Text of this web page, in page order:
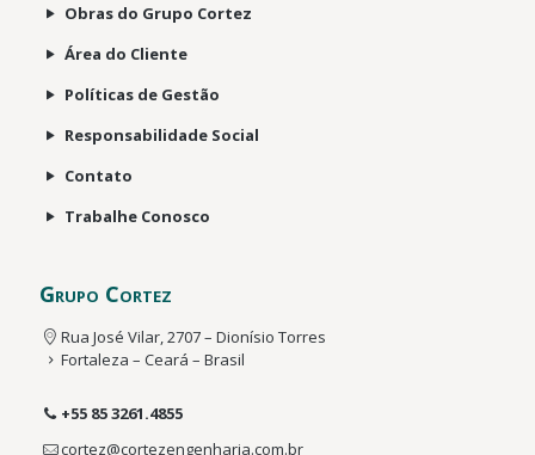
Obras do Grupo Cortez
Área do Cliente
Políticas de Gestão
Responsabilidade Social
Contato
Trabalhe Conosco
Grupo Cortez
Rua José Vilar, 2707 – Dionísio Torres
Fortaleza – Ceará – Brasil
+55 85 3261.4855
cortez@cortezengenharia.com.br